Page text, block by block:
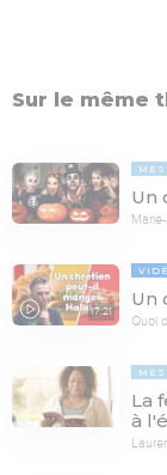
Sur le même
Un
17:21
Un
Quoi
La
à